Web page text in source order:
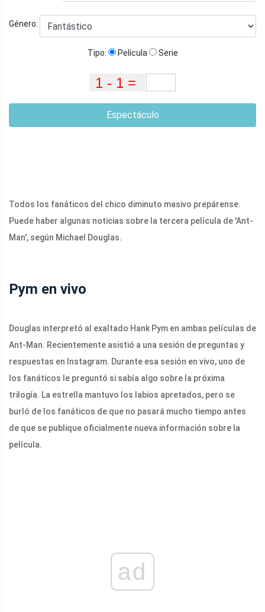
Género:
Tipo: Película Serie
Espectáculo
Todos los fanáticos del chico diminuto masivo prepárense.
Puede haber algunas noticias sobre la tercera película de 'Ant-
Man', según Michael Douglas.
Pym en vivo
Douglas interpretó al exaltado Hank Pym en ambas películas de
Ant-Man. Recientemente asistió a una sesión de preguntas y
respuestas en Instagram. Durante esa sesión en vivo, uno de
los fanáticos le preguntó si sabía algo sobre la próxima
trilogía. La estrella mantuvo los labios apretados, pero se
burló de los fanáticos de que no pasará mucho tiempo antes
de que se publique oficialmente nueva información sobre la
película.
ad